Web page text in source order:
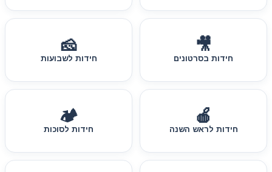
🎥
חידות בסרטונים
🧀
חידות לשבועות
🍎
חידות לראש השנה
🏕️
חידות לסוכות